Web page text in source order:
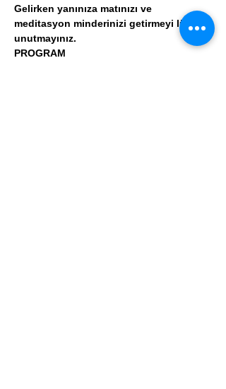
Gelirken yanınıza matınızı ve
meditasyon minderinizi getirmeyi lütfen
unutmayınız.
PROGRAM